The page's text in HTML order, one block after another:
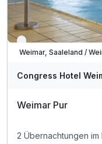
Verfügbar bis
Weimar, Saaleland /
Congress Hotel
Weimar Pur
2 Übernachtungen